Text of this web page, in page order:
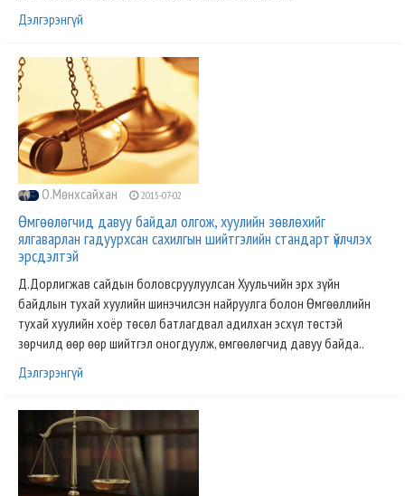
Дэлгэрэнгүй
О.Мөнхсайхан 2015-07-02
Өмгөөлөгчид давуу байдал олгож, хуулийн зөвлөхийг
ялгаварлан гадуурхсан сахилгын шийтгэлийн стандарт үйлчлэх
эрсдэлтэй
Д.Дорлигжав сайдын боловсруулуулсан Хуульчийн эрх зүйн
байдлын тухай хуулийн шинэчилсэн найруулга болон Өмгөөллийн
тухай хуулийн хоёр төсөл батлагдвал адилхан эсхүл төстэй
зөрчилд өөр өөр шийтгэл оногдуулж, өмгөөлөгчид давуу байда..
Дэлгэрэнгүй